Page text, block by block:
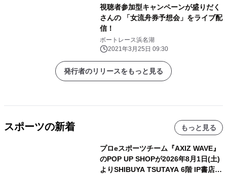
視聴者参加型キャンペーンが盛りだく
さんの 「女流舟券予想会」をライブ配
信！
ボートレース浜名湖
2021年3月25日 09:30
発行者のリリースをもっと見る
スポーツの新着 もっと見る
プロeスポーツチーム『AXIZ WAVE』
のPOP UP SHOPが2026年8月1日(土)
よりSHIBUYA TSUTAYA 6階 IP書店で